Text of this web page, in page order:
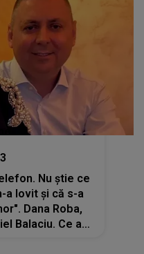
Nu știe ce
a lovit și că s-a
Dana Roba,
Balaciu. Ce a